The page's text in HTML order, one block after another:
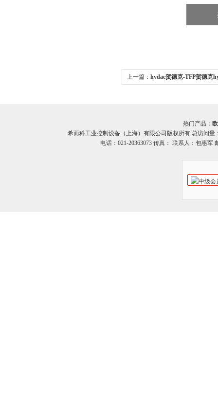
上一篇： hydac贺德克-TFP贺德克
热门产品：
希而科工业控制设备（上海）有限公司版权所有 总访问量
电话：021-20363073 传真： 联系人：包惠军